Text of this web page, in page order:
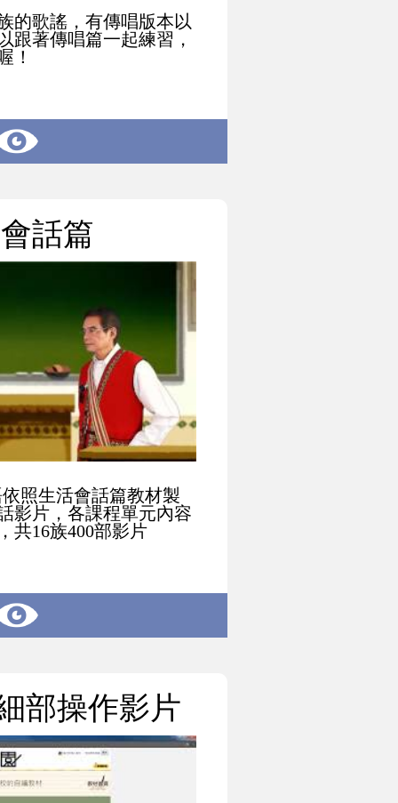
的歌謠，有傳唱版本以
跟著傳唱篇一起練習，
！
話篇
照生活會話篇教材製
影片，各課程單元內容
共16族400部影片
部操作影片